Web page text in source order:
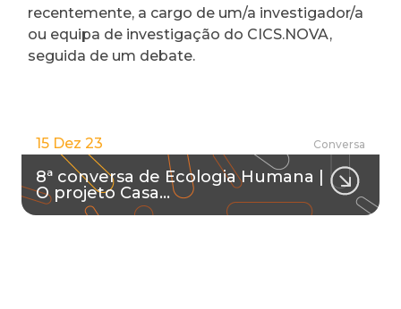
recentemente, a cargo de um/a investigador/a
ou equipa de investigação do CICS.NOVA,
seguida de um debate.
15 Dez 23 Conversa
8ª conversa de Ecologia Humana |
O projeto Casa…